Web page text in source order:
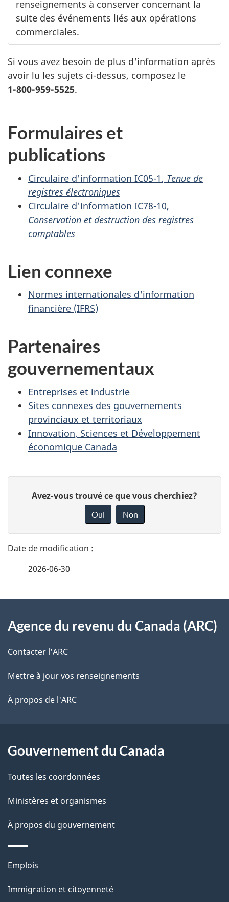
renseignements à conserver concernant la
suite des événements liés aux opérations
commerciales.
Si vous avez besoin de plus d'information après
avoir lu les sujets ci-dessus, composez le
1-800-959-5525.
Formulaires et
publications
Circulaire d'information IC05-1, Tenue de
registres électroniques
Circulaire d'information IC78-10,
Conservation et destruction des registres
comptables
Lien connexe
Normes internationales d'information
financière (IFRS)
Partenaires
gouvernementaux
Entreprises et industrie
Sites connexes des gouvernements
provinciaux et territoriaux
Innovation, Sciences et Développement
économique Canada
t
a
l
s
l
a
a
g
e
n
o
t
r
e
é
t
a
t
i
n
s
r
c
Avez-vous trouvé ce que vous cherchiez?
Oui Non
2026-06-30
propos
de
ce
site
Agence du revenu du Canada (ARC)
Contacter l’ARC
Mettre à jour vos renseignements
À propos de l'ARC
Gouvernement du Canada
Toutes les coordonnées
Ministères et organismes
À propos du gouvernement
Thèmes
sujets
Emplois
Immigration et citoyenneté